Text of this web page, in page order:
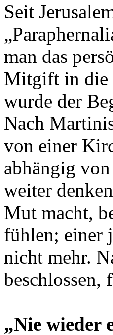
Seit
man das
Mitgift in die
wurde der
Nach
von einer
abhängig
weiter
Mut macht,
fühlen; einer
nicht mehr.
beschlossen,
„Nie wieder